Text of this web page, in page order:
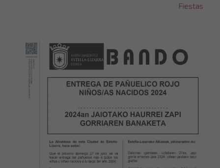
Fiestas